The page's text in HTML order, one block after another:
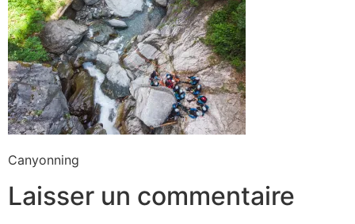
Canyonning
Laisser un commentaire